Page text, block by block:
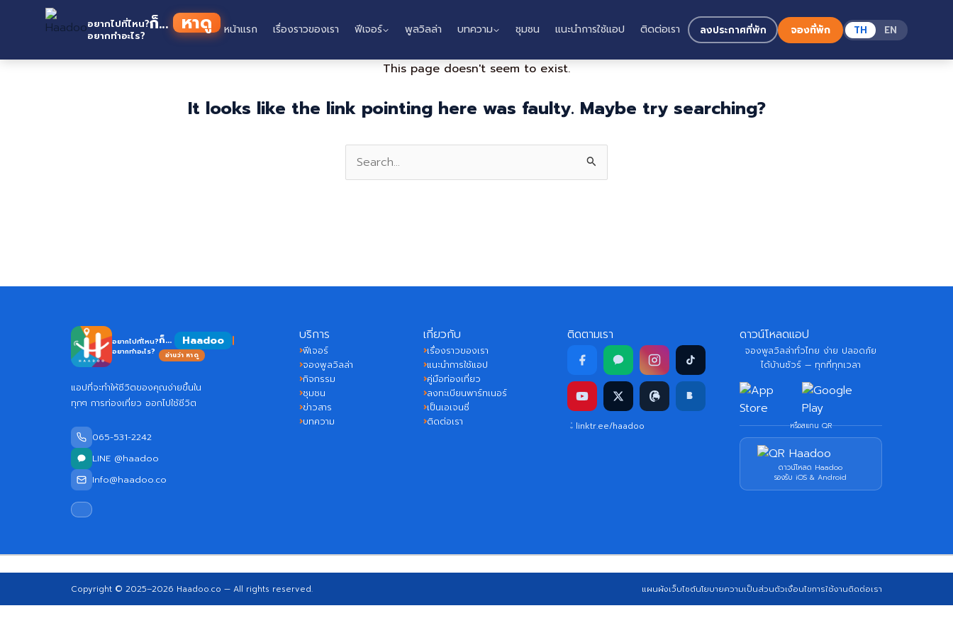
อยากไปที่ไหน?
อยากทำอะไร?
ก็... หาดู หน้าแรก เรื่องราวของเรา ฟีเจอร์ พูลวิลล่า บทความ ชุมชน แนะนำการใช้แอป ติดต่อเรา ลงประกาศที่พัก จองที่พัก TH EN
This page doesn't seem to exist.
It looks like the link pointing here was faulty. Maybe try searching?
Search
for:
อยากไปที่ไหน?
อยากทำอะไร?
ก็... Haad
อ่านว่า หาดู
แอปที่จะทำให้ชีวิตของคุณง่ายขึ้นใน
ทุกๆ การท่องเที่ยว ออกไปใช้ชีวิต
065-531-2242
LINE @haadoo
Info@haadoo.co
บริการ
ฟีเจอร์
จองพูลวิลล่า
กิจกรรม
ชุมชน
ข่าวสาร
บทความ
เกี่ยวกับ
เรื่องราวของเรา
แนะนำการใช้แอป
คู่มือท่องเที่ยว
ลงทะเบียนพาร์ทเนอร์
เป็นเอเจนซี่
ติดต่อเรา
ติดตามเรา
linktr.ee/haadoo
ดาวน์โหลดแอป
จองพูลวิลล่าทั่วไทย ง่าย ปลอดภัย
ได้บ้านชัวร์ — ทุกที่ทุกเวลา
หรือสแกน QR
ดาวน์โหลด Haadoo
รองรับ iOS & Android
Copyright © 2025–2026 Haadoo.co — All rights reserved. แผนผังเว็บไซต์นโยบายความเป็นส่วนตัวเงื่อนไขการใช้งานติดต่อเรา